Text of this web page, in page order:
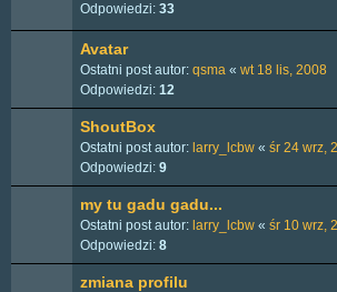
Odpowiedzi: 33
Avatar
Ostatni post autor: qsma « wt 18 lis, 2008
Odpowiedzi: 12
ShoutBox
Ostatni post autor: larry_lcbw « śr 24 wrz,
Odpowiedzi: 9
my tu gadu gadu...
Ostatni post autor: larry_lcbw « śr 10 wrz,
Odpowiedzi: 8
zmiana profilu